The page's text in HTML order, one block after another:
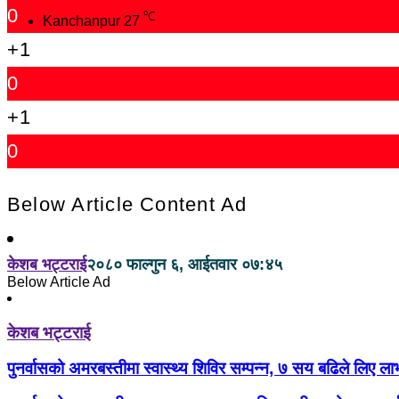
Kanchanpur 27 ℃
0
+1
0
+1
0
Below Article Content Ad
केशब भट्टराई२०८० फाल्गुन ६, आईतवार ०७:४५
Below Article Ad
केशब भट्टराई
पुनर्वासको अमरबस्तीमा स्वास्थ्य शिविर सम्पन्न, ७ सय बढिले लिए